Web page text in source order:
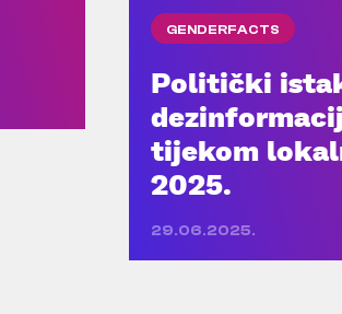
GENDERFACTS
Politički
tijekom
2025.
29.06.2025.